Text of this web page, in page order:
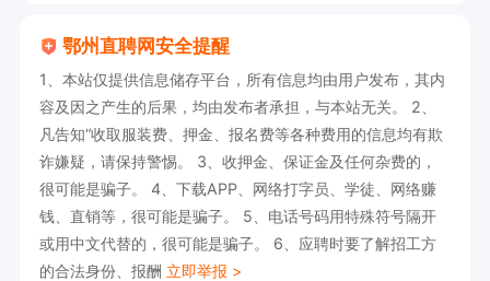
鄂州直聘网安全提醒
1、本站仅提供信息储存平台，所有信息均由用户发布，其内
容及因之产生的后果，均由发布者承担，与本站无关。 2、
凡告知“收取服装费、押金、报名费等各种费用的信息均有欺
诈嫌疑，请保持警惕。 3、收押金、保证金及任何杂费的，
很可能是骗子。 4、下载APP、网络打字员、学徒、网络赚
钱、直销等，很可能是骗子。 5、电话号码用特殊符号隔开
或用中文代替的，很可能是骗子。 6、应聘时要了解招工方
的合法身份、报酬 立即举报 >